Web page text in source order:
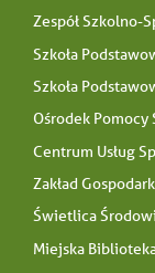
Zespół Szkolno-
Szkoła
Szkoła
Ośrodek Pomocy
Centrum Usług
Zakład
Świetlica
Miejska